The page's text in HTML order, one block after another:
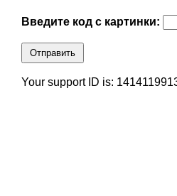
Введите код с картинки:
Отправить
Your support ID is: